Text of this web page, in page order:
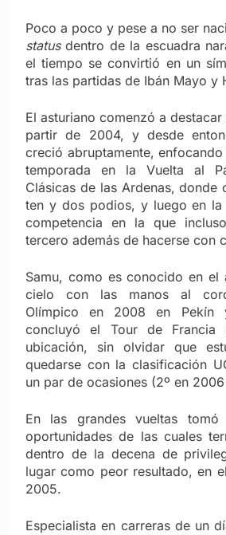
Poco a poco y pese a no ser
statusdentro de la escuadra
el tiempo se convirtió en un
tras las partidas de Ibán Mayo y
El asturiano comenzó a
partir de 2004, y desde
creció abruptamente,
temporada en la Vuelta al
Clásicas de las Ardenas, donde
ten y dos podios, y luego en la
competencia en la que
tercero además de hacerse con
Samu, como es conocido en el
cielo con las manos al
Olímpico en 2008 en Pekín
concluyó el Tour de Francia
ubicación, sin olvidar que
quedarse con la clasificación
un par de ocasiones (2º en
En las grandes vueltas
oportunidades de las cuales
dentro de la decena de
lugar como peor resultado, en
2005.
Especialista en carreras de un